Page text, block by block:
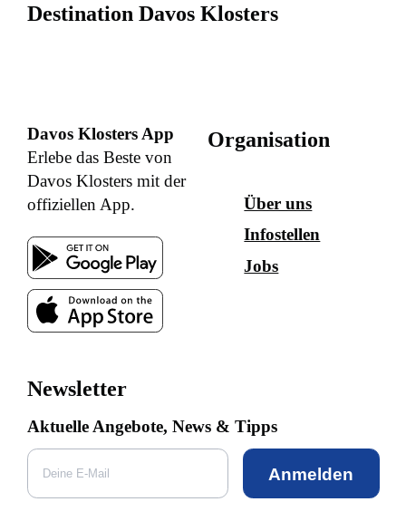
Destination Davos Klosters
Davos Klosters App
Erlebe das Beste von
Davos Klosters mit der
offiziellen App.
Organisation
Über uns
Infostellen
Jobs
Newsletter
Aktuelle Angebote, News & Tipps
Anmelden